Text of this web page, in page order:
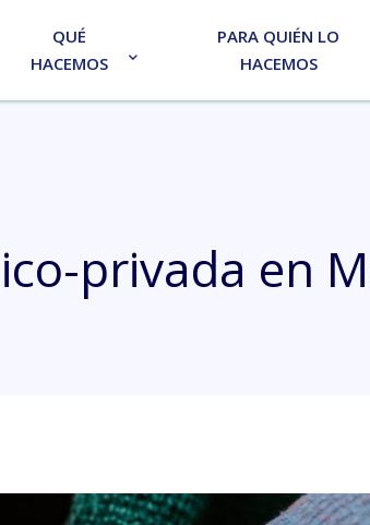
QUÉ
HACEMOS
PARA QUIÉN LO
HACEMOS
privada en